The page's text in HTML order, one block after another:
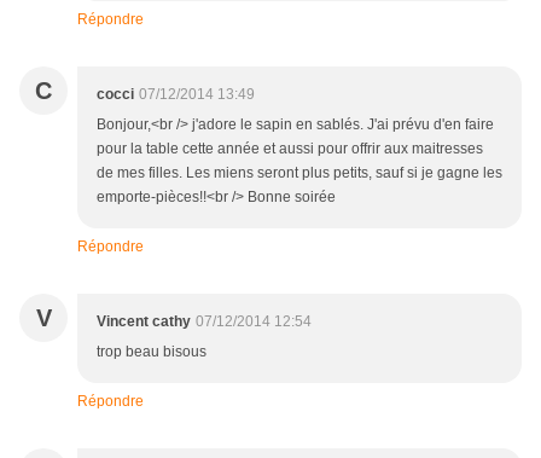
Répondre
C cocci 07/12/2014 13:49
Bonjour,<br /> j'adore le sapin en sablés. J'ai prévu d'en faire
pour la table cette année et aussi pour offrir aux maitresses
de mes filles. Les miens seront plus petits, sauf si je gagne les
emporte-pièces!!<br /> Bonne soirée
Répondre
V Vincent cathy 07/12/2014 12:54
trop beau bisous
Répondre